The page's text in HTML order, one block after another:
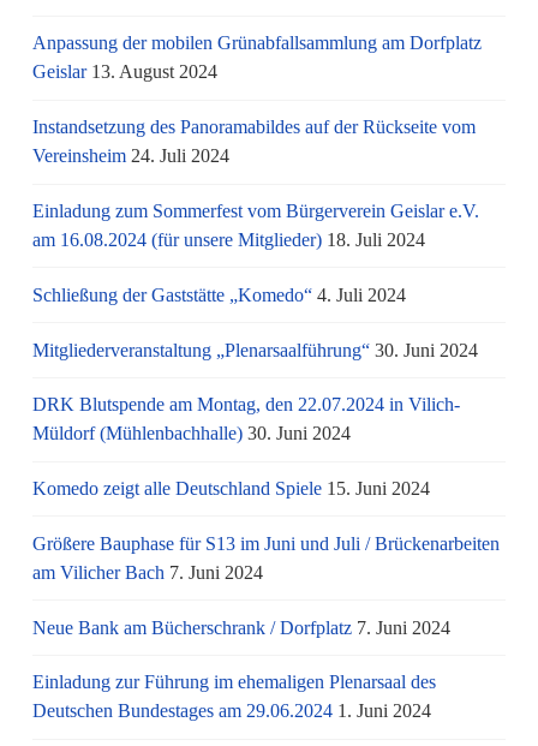
Anpassung der mobilen Grünabfallsammlung am Dorfplatz
Geislar 13. August 2024
Instandsetzung des Panoramabildes auf der Rückseite vom
Vereinsheim 24. Juli 2024
Einladung zum Sommerfest vom Bürgerverein Geislar e.V.
am 16.08.2024 (für unsere Mitglieder) 18. Juli 2024
Schließung der Gaststätte „Komedo“ 4. Juli 2024
Mitgliederveranstaltung „Plenarsaalführung“ 30. Juni 2024
DRK Blutspende am Montag, den 22.07.2024 in Vilich-
Müldorf (Mühlenbachhalle) 30. Juni 2024
Komedo zeigt alle Deutschland Spiele 15. Juni 2024
Größere Bauphase für S13 im Juni und Juli / Brü­cken­ar­bei­ten
am Vi­li­cher Bach 7. Juni 2024
Neue Bank am Bücherschrank / Dorfplatz 7. Juni 2024
Einladung zur Führung im ehemaligen Plenarsaal des
Deutschen Bundestages am 29.06.2024 1. Juni 2024